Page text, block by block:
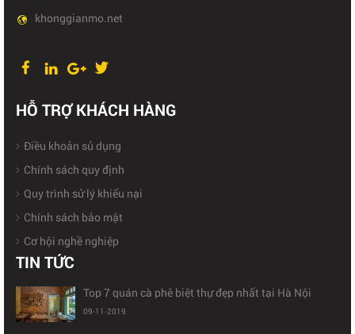
khonggianmo.net
HỖ TRỢ KHÁCH HÀNG
Điều khoản sủ dụng
Chính sách quy định
Quy trình sử lý khiếu nại
Chính sách bảo mật
Cơ hội nghề nghiệp
TIN TỨC
Top 10 công ty thiết kế nhà biệt thự đẹp và uy tín